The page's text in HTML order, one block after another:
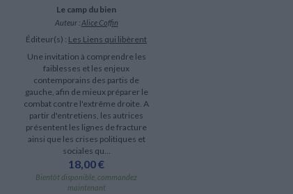
Le camp du bien
Auteur :Alice Coffin
Éditeur(s) : Les Liens qui libèrent
Une invitation à comprendre les
faiblesses et les enjeux
contemporains des partis de
gauche, afin de mieux préparer le
combat contre l'extrême droite. A
partir d'entretiens, les autrices
présentent les lignes de fracture
ainsi que les crises politiques et
sociales qu...
18,00 €
Bientôt disponible, commandez
maintenant